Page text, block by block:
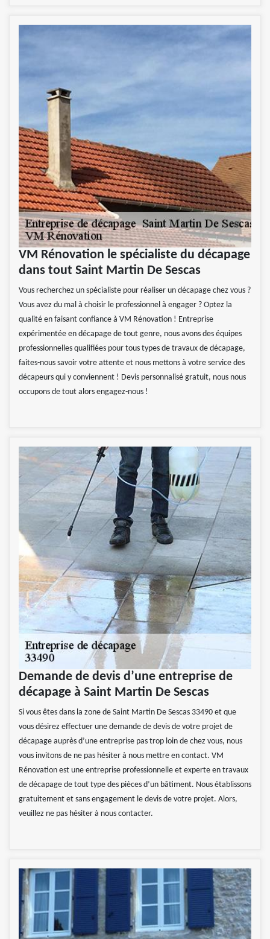
VM Rénovation le spécialiste du décapage
dans tout Saint Martin De Sescas
Vous recherchez un spécialiste pour réaliser un décapage chez vous ?
Vous avez du mal à choisir le professionnel à engager ? Optez la
qualité en faisant confiance à VM Rénovation ! Entreprise
expérimentée en décapage de tout genre, nous avons des équipes
professionnelles qualifiées pour tous types de travaux de décapage,
faites-nous savoir votre attente et nous mettons à votre service des
décapeurs qui y conviennent ! Devis personnalisé gratuit, nous nous
occupons de tout alors engagez-nous !
Demande de devis d’une entreprise de
décapage à Saint Martin De Sescas
Si vous êtes dans la zone de Saint Martin De Sescas 33490 et que
vous désirez effectuer une demande de devis de votre projet de
décapage auprès d’une entreprise pas trop loin de chez vous, nous
vous invitons de ne pas hésiter à nous mettre en contact. VM
Rénovation est une entreprise professionnelle et experte en travaux
de décapage de tout type des pièces d’un bâtiment. Nous établissons
gratuitement et sans engagement le devis de votre projet. Alors,
veuillez ne pas hésiter à nous contacter.